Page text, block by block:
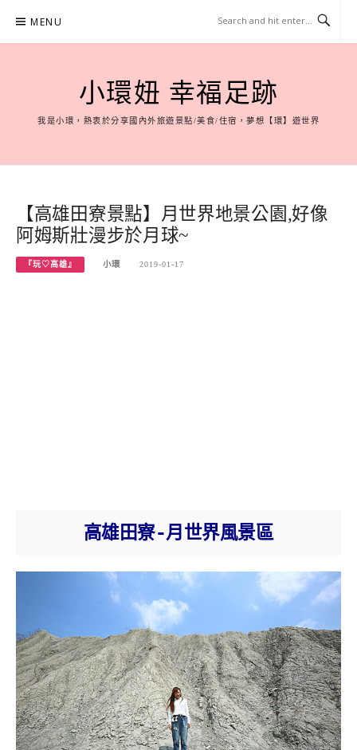
content
MENU
小環妞 幸福足跡
我是小環，熱衷於分享國內外旅遊景點/美食/住宿，夢想【環】遊世界
【高雄田寮景點】月世界地景公園,好像
阿姆斯壯漫步於月球~
『玩♡高雄』 小環 2019-01-17
高雄田寮-月世界風景區